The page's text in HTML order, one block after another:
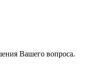
Вашего вопроса.